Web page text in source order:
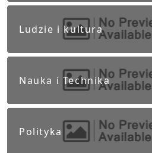
Ludzie i kultura
Nauka i Technika
Polityka